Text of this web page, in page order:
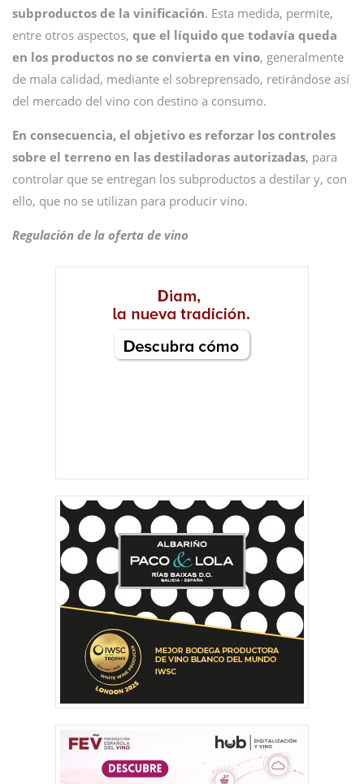
subproductos de la vinificación. Esta medida, permite,
entre otros aspectos, que el líquido que todavía queda
en los productos no se convierta en vino, generalmente
de mala calidad, mediante el sobreprensado, retirándose así
del mercado del vino con destino a consumo.
En consecuencia, el objetivo es reforzar los controles
sobre el terreno en las destiladoras autorizadas, para
controlar que se entregan los subproductos a destilar y, con
ello, que no se utilizan para producir vino.
Regulación de la oferta de vino